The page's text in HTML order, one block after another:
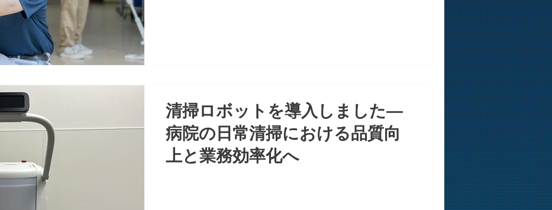
清掃ロボットを導入しました―
病院の日常清掃における品質向
上と業務効率化へ